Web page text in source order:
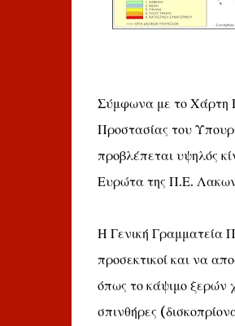
Σύμφωνα με το Χάρτη
Προστασίας του
προβλέπεται υψηλός
Ευρώτα της Π.Ε.
Η Γενική Γραμματεία
προσεκτικοί και να
όπως το κάψιμο ξερών
σπινθήρες